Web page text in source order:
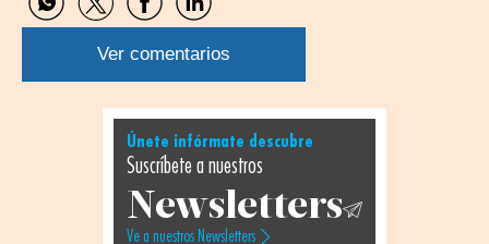
Compartir
por
WhatsApp
Compartir
por
Twitter
Compartir
por
Facebook
Compartir
por
Linkedin
Ver comentarios
Únete infórmate descubre
Suscríbete a nuestros
Newsletters
Ve a nuestros Newsletters